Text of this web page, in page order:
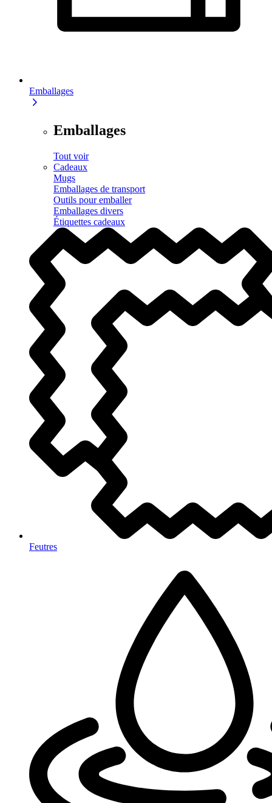
Emballages
Emballages
Tout voir
Cadeaux
Mugs
Emballages de transport
Outils pour emballer
Emballages divers
Étiquettes cadeaux
Feutres